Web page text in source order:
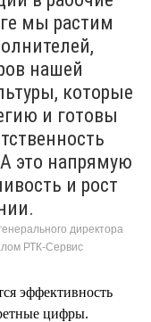
мы растим
нашей
которые
и готовы
это напрямую
и рост
директора
РТК-Сервис
эффективность
цифры.